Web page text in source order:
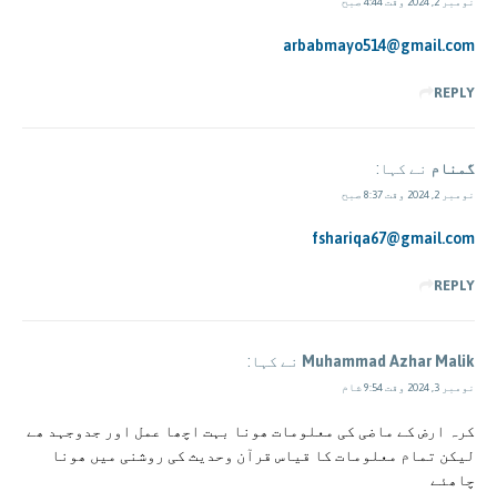
arbabmayo514@gmail.com
REPLY
گمنام نے کہا:
نومبر 2, 2024 وقت 8:37 صبح
fshariqa67@gmail.com
REPLY
Muhammad Azhar Malik نے کہا:
نومبر 3, 2024 وقت 9:54 شام
کرہ ارض کے ماضی کی معلومات ھونا بہت اچھا عمل اور جدوجہد ھے
لیکن تمام معلومات کا قیاس قرآن وحدیث کی روشنی میں ھونا
چاھئے